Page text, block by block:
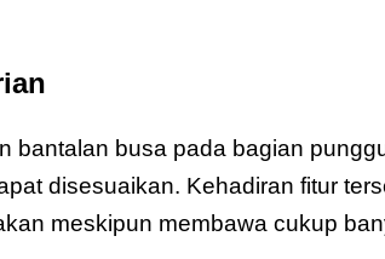
bantalan busa pada bagian
disesuaikan. Kehadiran fitur
meskipun membawa cukup